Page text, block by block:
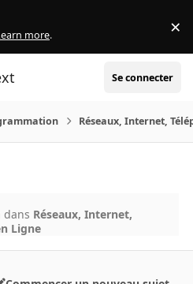
more. ×
Se connecter
Réseaux, Internet,
dans Réseaux, Internet,
Ligne